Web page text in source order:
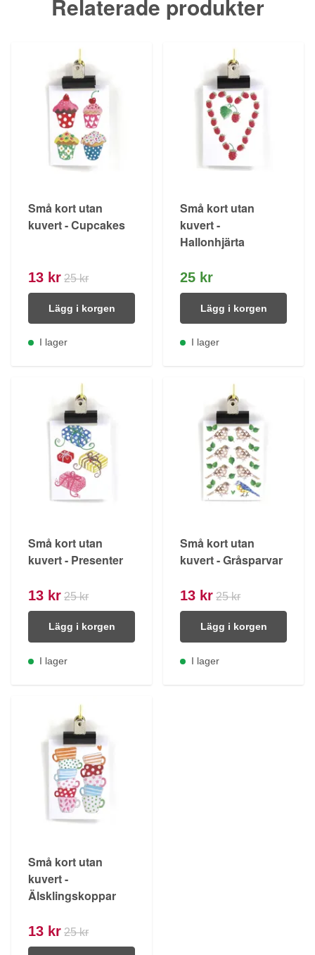
Relaterade produkter
Små kort utan
kuvert - Cupcakes
13 kr 25 kr
Lägg i korgen
I lager
Små kort utan
kuvert -
Hallonhjärta
25 kr
Lägg i korgen
I lager
Små kort utan
kuvert - Presenter
13 kr 25 kr
Lägg i korgen
I lager
Små kort utan
kuvert - Gråsparvar
13 kr 25 kr
Lägg i korgen
I lager
Små kort utan
kuvert -
Älsklingskoppar
13 kr 25 kr